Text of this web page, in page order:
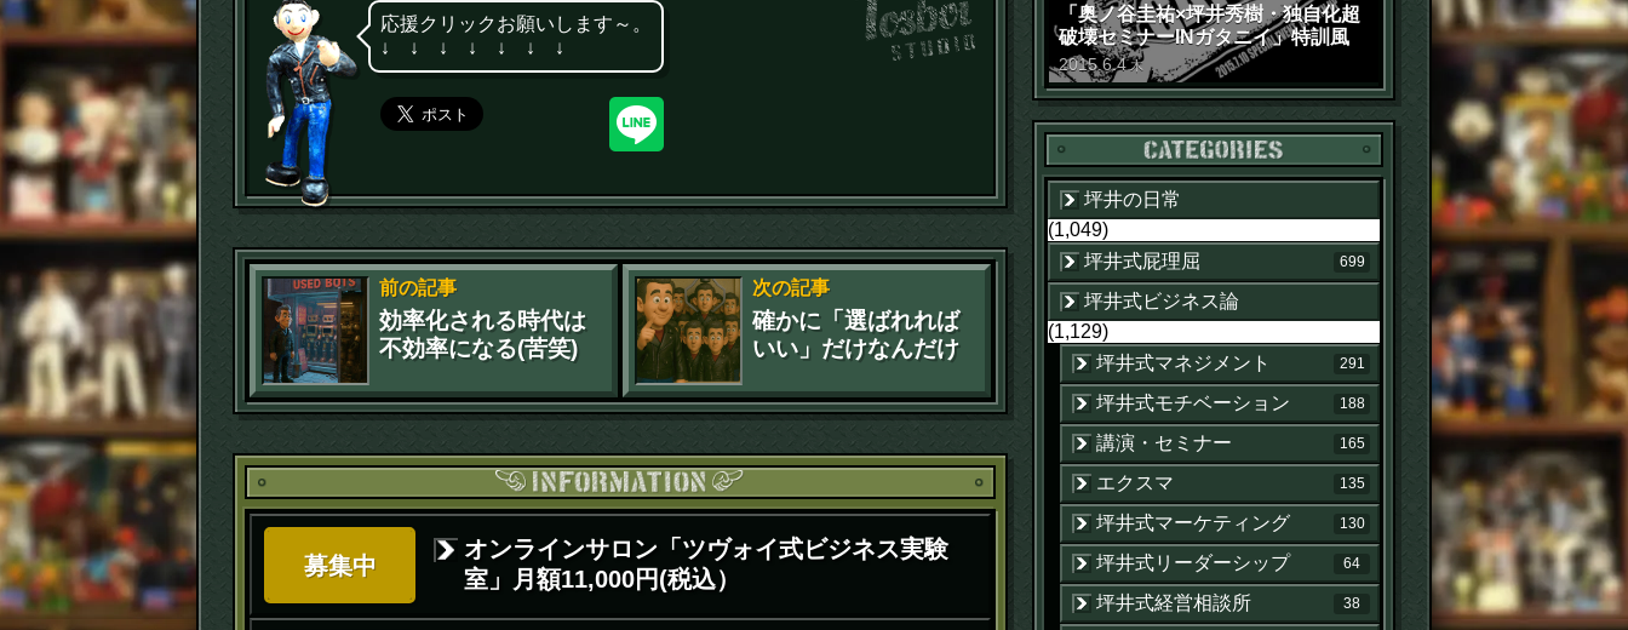
応援クリックお願いします～。
↓ ↓ ↓ ↓ ↓ ↓ ↓
前の記事
効率化される時代は
不効率になる(苦笑)
次の記事
確かに「選ばれれば
いい」だけなんだけ
理由がない(苦笑)
お知らせ
募集中
オンラインサロン「ツヴォイ式ビジネス実験
室」月額11,000円(税込）
「奥ノ谷圭祐×坪井秀樹・独自化超
破壊セミナーINガタニイ」特訓風
景動画（苦笑）
2015.6.4 木
カテゴリー
坪井の日常
(1,049)
坪井式屁理屈
699
坪井式ビジネス論
(1,129)
坪井式マネジメント
291
坪井式モチベーション 188
講演・セミナー 165
エクスマ 135
坪井式マーケティング 130
坪井式リーダーシップ 64
坪井式経営相談所 38